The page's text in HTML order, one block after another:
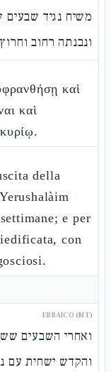
משיח נגיד
ונבנתה רחוב
καὶ
καὶ
della
e per
con
EBRAICO (MT)
ואחרי השבעים
והקדש ישחית עם